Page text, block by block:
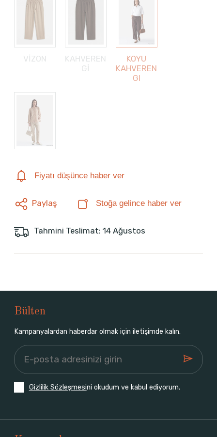
VİZON
KAHVEREN
Gİ
KOYU
KAHVEREN
GI
Fiyatı düşünce haber ver
Paylaş Stoğa gelince haber ver
Tahmini Teslimat: 14 Ağustos
Bülten
Kampanyalardan haberdar olmak için iletişimde kalın.
Gizlilik Sözleşmesini okudum ve kabul ediyorum.